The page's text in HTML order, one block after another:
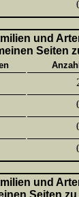
und
Seiten
und
Seiten